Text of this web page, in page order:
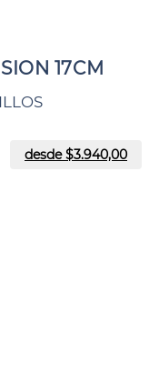
17CM
desde $3.940,00